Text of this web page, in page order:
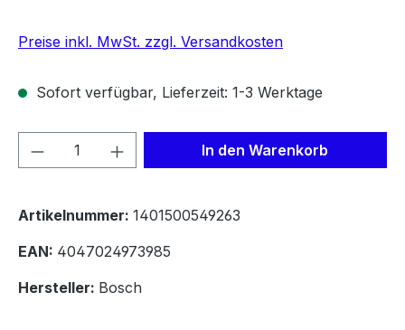
Preise inkl. MwSt. zzgl. Versandkosten
Sofort verfügbar, Lieferzeit: 1-3 Werktage
Produkt Anzahl: Gib denIn den Warenkorb
Artikelnummer: 1401500549263
EAN: 4047024973985
Hersteller: Bosch